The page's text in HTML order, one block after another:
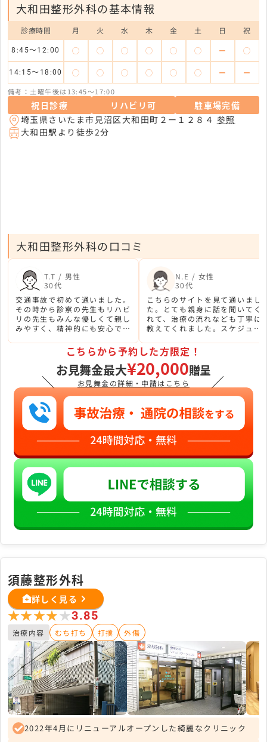
大和田整形外科の基本情報
診療時間 月 火 水 木 金 土 日 祝
8:45〜12:00 ◯ ◯ ◯ ◯ ◯ ◯ ー ◯
14:15〜18:00 ◯ ◯ ◯ ◯ ◯ ◯ ー ー
備考：土曜午後は13:45〜17:00
祝日診療 リハビリ可
駐車場完備
埼玉県さいたま市見沼区大和田町２ー１２８４ 参照
大和田駅より徒歩2分
大和田整形外科の口コミ
T.T / 男性
30代
交通事故で初めて通いました。
その時から診察の先生もリハビ
リの先生もみんな優しくて親し
みやすく、精神的にも安心でき
N.E / 女性
30代
こちらのサイトを見て通いまし
た。とても親身に話を聞いてく
れて、治療の流れなども丁寧に
教えてくれました。スケジュー
く通院できています。
＼
こちらから予約した方限定！
お見舞金最大¥20,000贈呈
お見舞金の詳細・申請はこちら ／
須藤整形外科
詳しく見る
★★★★★
★★★★★3.85
治療内容 むち打ち 打撲 外傷
2022年4月にリニューアルオープンした綺麗なクリニック